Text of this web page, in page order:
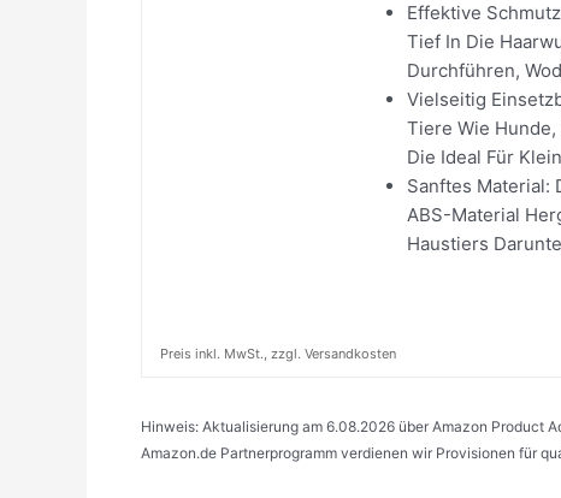
Effektive
Tief In Die
Durchführen,
Vielseitig
Tiere Wie
Die Ideal Für
Sanftes Material:
ABS-Material
Haustiers
Preis inkl. MwSt., zzgl. Versandkosten
Hinweis: Aktualisierung am 6.08.2026 über Amazon Product
Amazon.de Partnerprogramm verdienen wir Provisionen für